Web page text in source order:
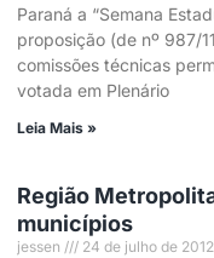
Paraná a “Semana
proposição (de nº 987/
comissões técnicas
votada em Plenário
Leia Mais »
Região
municípios
jessen 24 de julho de 2012